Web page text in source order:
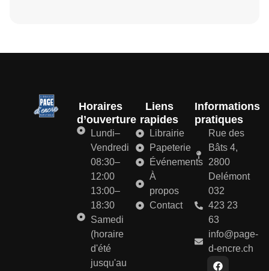
Horaires
d’ouverture
Lundi–
Vendredi
08:30–
12:00
13:00–
18:30
Samedi
(horaire
d'été
jusqu'au
Liens
rapides
Librairie
Papeterie
Événements
À
propos
Contact
Informations
pratiques
Rue des
Bâts 4,
2800
Delémont
032
423 23
63
info@page-
d-encre.ch